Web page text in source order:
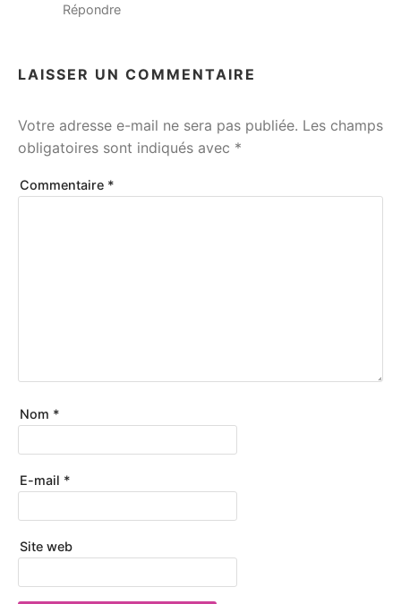
Répondre
LAISSER UN COMMENTAIRE
Votre adresse e-mail ne sera pas publiée. Les champs
obligatoires sont indiqués avec *
Commentaire *
Nom *
E-mail *
Site web